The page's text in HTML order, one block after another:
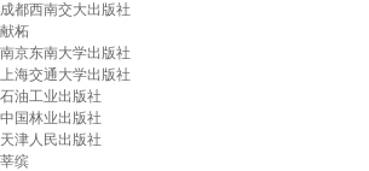
成都西南交大出版社
献柘
南京东南大学出版社
上海交通大学出版社
石油工业出版社
中国林业出版社
天津人民出版社
莘缤